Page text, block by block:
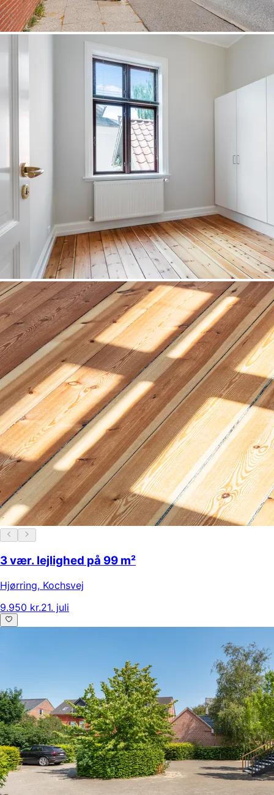
3 vær. lejlighed på 99 m²
Hjørring, Kochsvej
9.950 kr.21. juli